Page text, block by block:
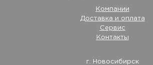
Компании
Доставка и оплата
Сервис
Контакты
г. Новосибирск